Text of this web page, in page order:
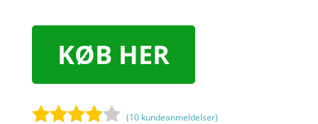
KØB HER
(10 kundeanmeldelser)